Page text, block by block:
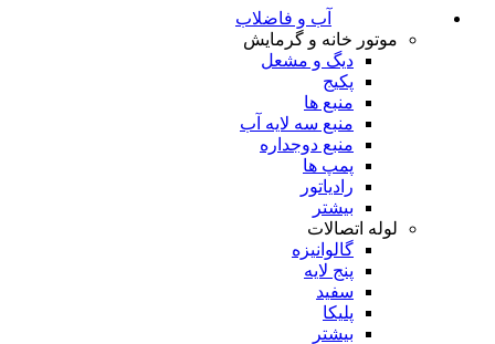
آب و فاضلاب
موتور خانه و گرمایش
دیگ و مشعل
پکیج
منبع ها
منبع سه لایه آب
منبع دوجداره
پمپ ها
رادیاتور
بیشتر
لوله اتصالات
گالوانیزه
پنج لایه
سفید
پلیکا
بیشتر